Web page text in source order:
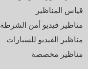
قياس المناظير
مناظير فيديو أمن الشرطة
مناظير الفيديو للسيارات
مناظير مخصصة